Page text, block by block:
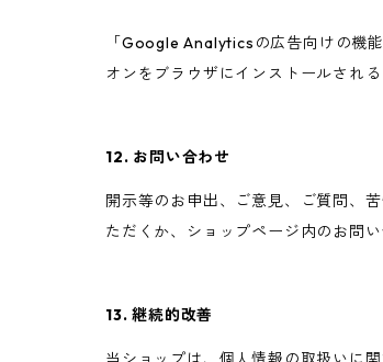
「Google Analyticsの広告向けの機
オンをブラウザにインストールされ
12. お問い合わせ
開示等のお申出、ご意見、ご質問、
ただくか、ショップページ内のお問
13. 継続的改善